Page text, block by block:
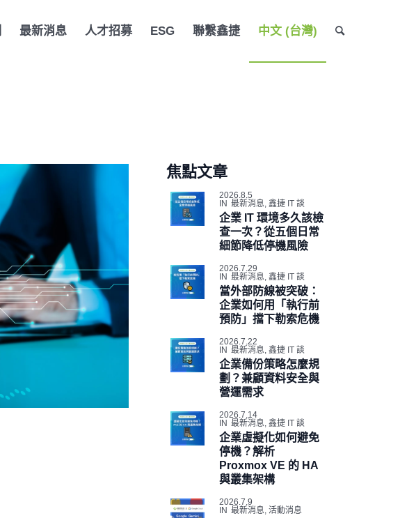
最新消息 人才招募 ESG 聯繫鑫捷 中文 (台灣)
焦點文章
2026.8.5
IN 最新消息, 鑫捷 IT 談
企業 IT 環境多久該檢
查一次？從五個日常
細節降低停機風險
2026.7.29
IN 最新消息, 鑫捷 IT 談
當外部防線被突破：
企業如何用「執行前
預防」擋下勒索危機
2026.7.22
IN 最新消息, 鑫捷 IT 談
企業備份策略怎麼規
劃？兼顧資料安全與
營運需求
2026.7.14
IN 最新消息, 鑫捷 IT 談
企業虛擬化如何避免
停機？解析
Proxmox VE 的 HA
與叢集架構
2026.7.9
IN 最新消息, 活動消息